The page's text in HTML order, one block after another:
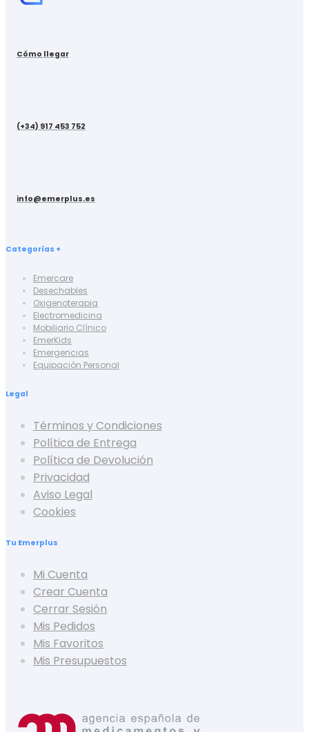
Cómo llegar
(+34) 917 453 752
info@emerplus.es
Categorías +
Emercare
Desechables
Oxigenoterapia
Electromedicina
Mobiliario Clínico
EmerKids
Emergencias
Equipación Personal
Legal
Términos y Condiciones
Política de Entrega
Política de Devolución
Privacidad
Aviso Legal
Cookies
Tu Emerplus
Mi Cuenta
Crear Cuenta
Cerrar Sesión
Mis Pedidos
Mis Favoritos
Mis Presupuestos